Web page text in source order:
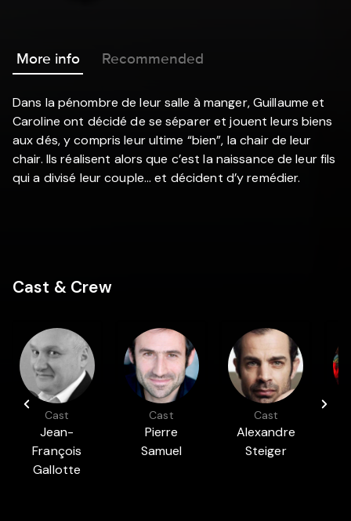
More info Recommended
Dans la pénombre de leur salle à manger, Guillaume et
Caroline ont décidé de se séparer et jouent leurs biens
aux dés, y compris leur ultime “bien”, la chair de leur
chair. Ils réalisent alors que c’est la naissance de leur fils
qui a divisé leur couple... et décident d’y remédier.
Cast & Crew
Cast
Jean-
François
Gallotte
Cast
Pierre
Samuel
Cast
Alexandre
Steiger